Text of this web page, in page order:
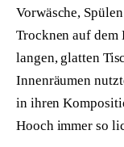
Vorwäsche,
Trocknen auf dem
langen, glatten
Innenräumen
in ihren
Hooch immer so